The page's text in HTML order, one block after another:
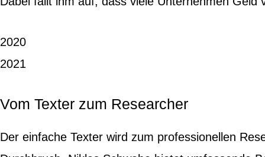
2020
2021
Vom Texter zum Researcher
Der einfache Texter wird zum professionellen